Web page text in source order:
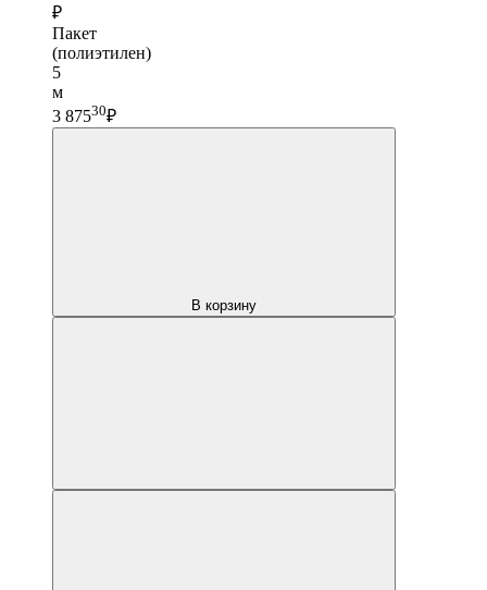
₽
Пакет
(полиэтилен)
5
м
3 87530₽
В корзину